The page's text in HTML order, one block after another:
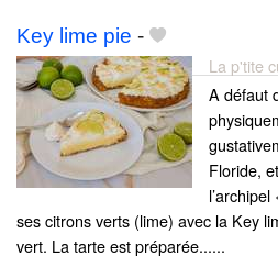
Key lime pie -
La p'tite
A défaut
Floride,
ses citrons verts (lime) avec la Key
vert. La tarte est préparée......